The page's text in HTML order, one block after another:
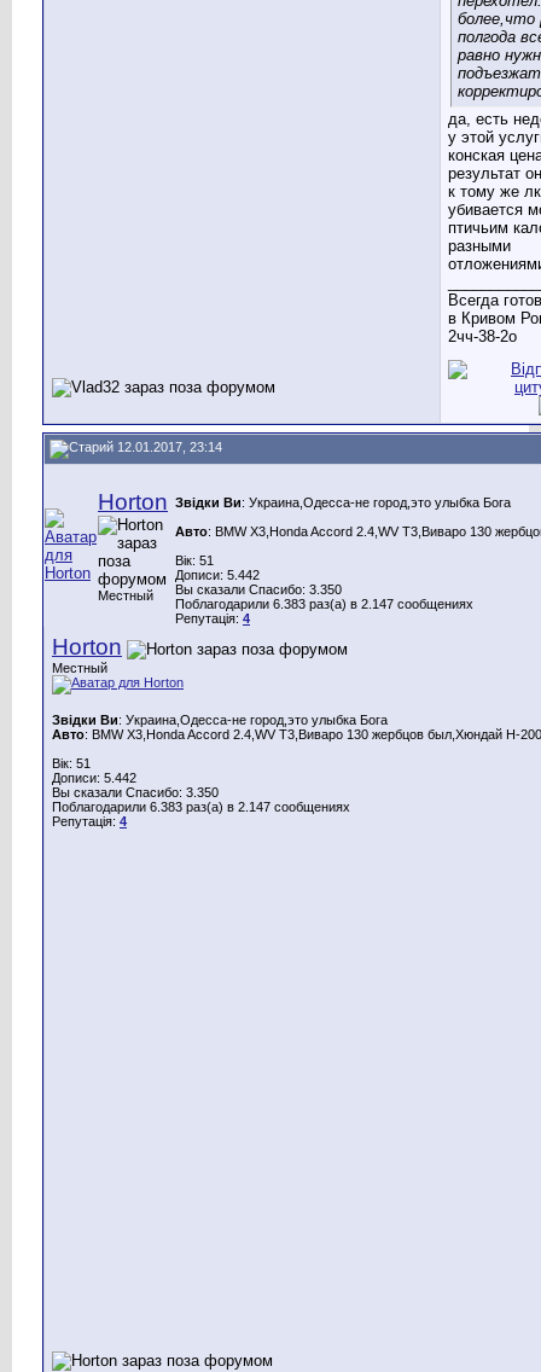
более,что
полгода
равно
да, есть
у этой
конская
результат
к тому же
убивается
птичьим
разными
Всегда
в Кривом
2чч-38-2о
12.01.2017, 23:14
Horton
Местный
Звідки Ви: Украина,Одесса-не город,это улыбка Бога
Авто: BMW X3,Honda Aссord 2.4,WV T3,Виваро 130
Вік: 51
Дописи: 5.442
Вы сказали Спасибо: 3.350
Поблагодарили 6.383 раз(а) в 2.147 сообщениях
Репутація: 4
Horton
Местный
Звідки Ви: Украина,Одесса-не город,это улыбка Бога
Авто: BMW X3,Honda Aссord 2.4,WV T3,Виваро 130 жербцов был,Хюндай Н-
Вік: 51
Дописи: 5.442
Вы сказали Спасибо: 3.350
Поблагодарили 6.383 раз(а) в 2.147 сообщениях
Репутація: 4